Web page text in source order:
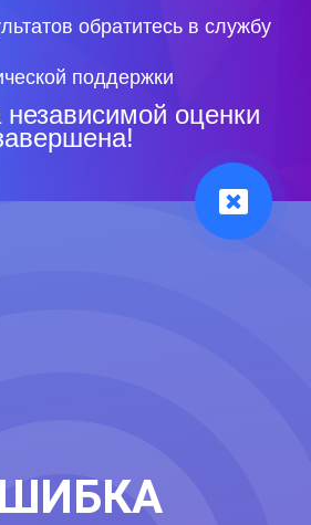
обратитесь в службу
поддержки
оценки